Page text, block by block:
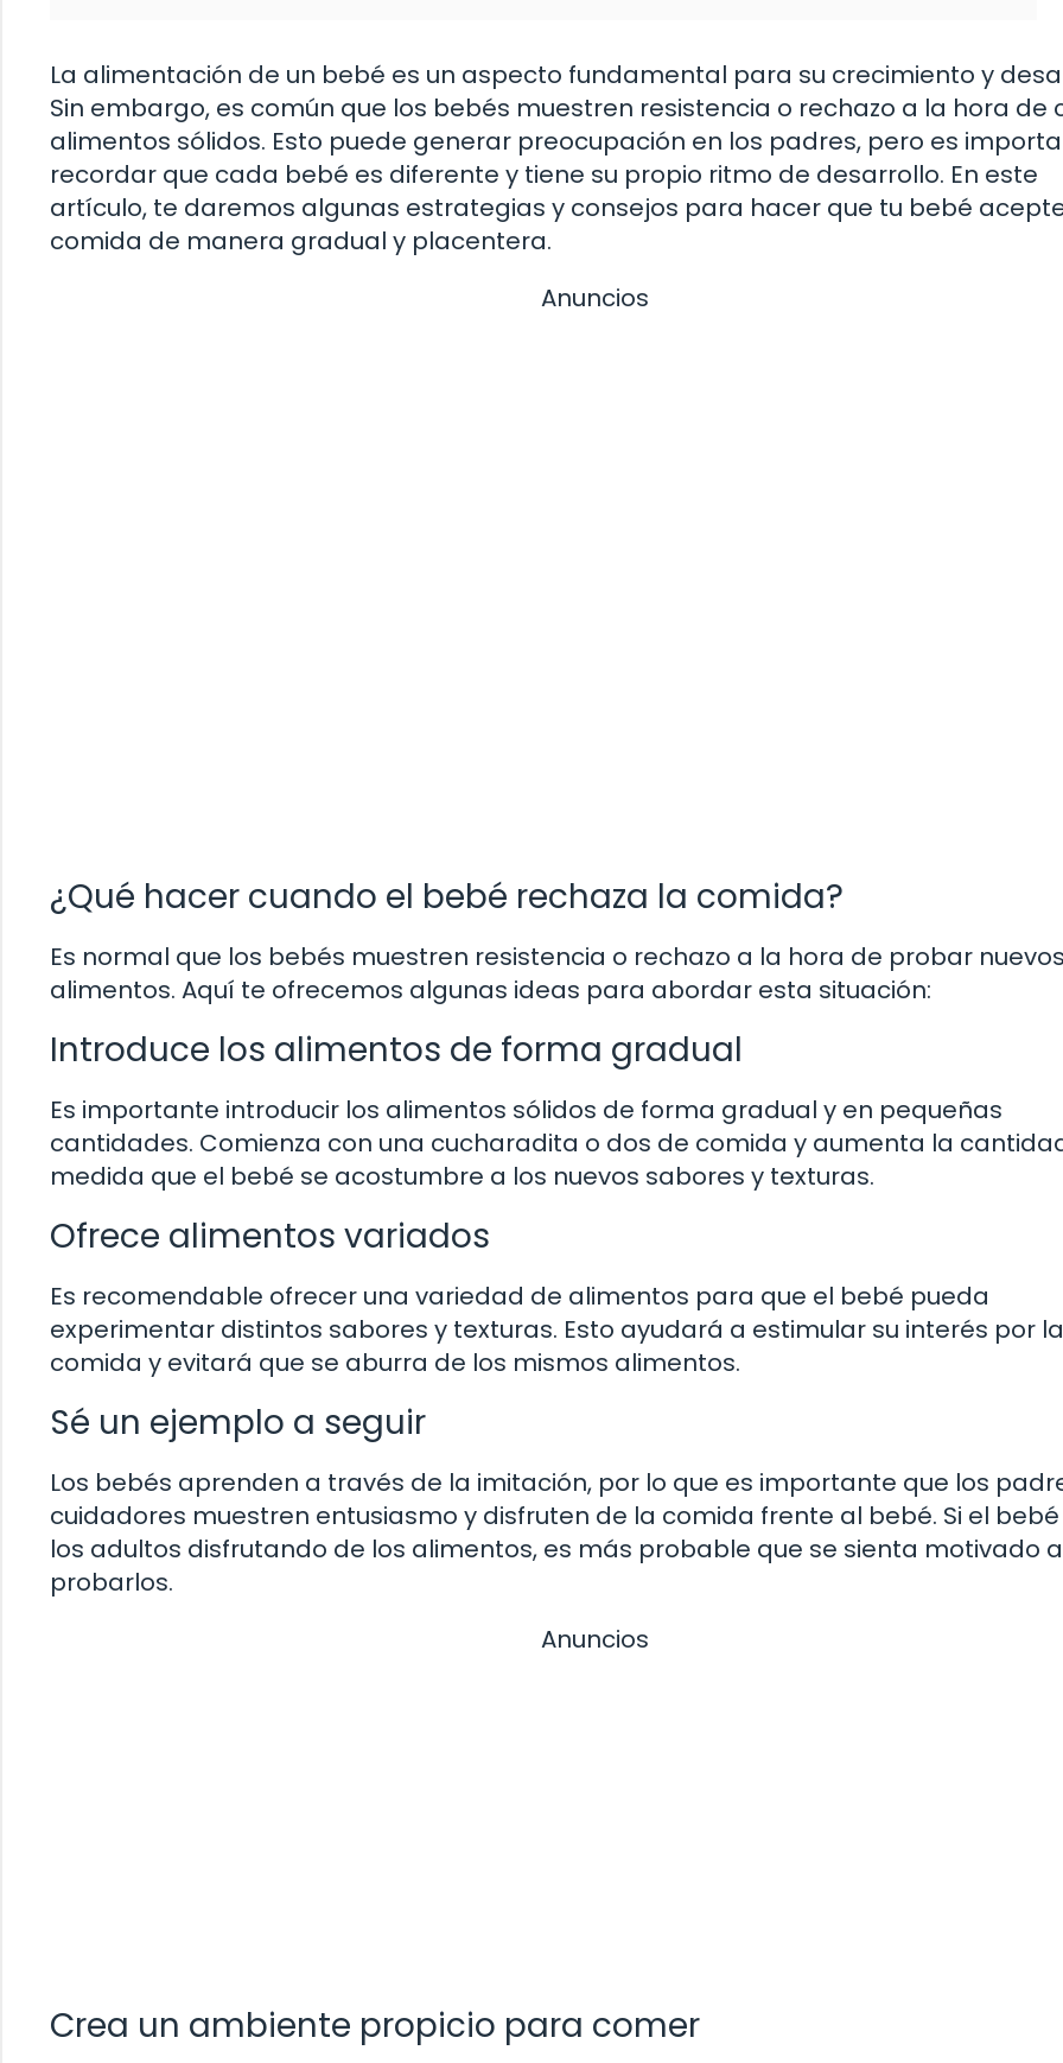
La alimentación de un bebé es un aspecto fundamental para su crecimiento y
Sin embargo, es común que los bebés muestren resistencia o rechazo a la hora de
alimentos sólidos. Esto puede generar preocupación en los padres, pero es
recordar que cada bebé es diferente y tiene su propio ritmo de desarrollo. En este
artículo, te daremos algunas estrategias y consejos para hacer que tu bebé
comida de manera gradual y placentera.
Anuncios
¿Qué hacer cuando el bebé rechaza la comida?
Es normal que los bebés muestren resistencia o rechazo a la hora de probar
alimentos. Aquí te ofrecemos algunas ideas para abordar esta situación:
Introduce los alimentos de forma gradual
Es importante introducir los alimentos sólidos de forma gradual y en pequeñas
cantidades. Comienza con una cucharadita o dos de comida y aumenta la
medida que el bebé se acostumbre a los nuevos sabores y texturas.
Ofrece alimentos variados
Es recomendable ofrecer una variedad de alimentos para que el bebé pueda
experimentar distintos sabores y texturas. Esto ayudará a estimular su interés por la
comida y evitará que se aburra de los mismos alimentos.
Sé un ejemplo a seguir
Los bebés aprenden a través de la imitación, por lo que es importante que los
cuidadores muestren entusiasmo y disfruten de la comida frente al bebé. Si el
los adultos disfrutando de los alimentos, es más probable que se sienta motivado a
probarlos.
Anuncios
Crea un ambiente propicio para comer